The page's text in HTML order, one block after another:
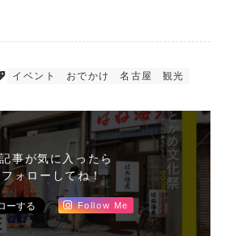
イベント おでかけ 名古屋 観光
事が気に入ったら
フォローしてね！
Follow Me